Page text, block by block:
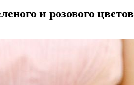
и розового цветов